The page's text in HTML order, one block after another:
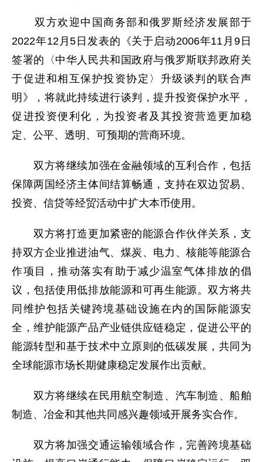
双方欢迎中国商务部和俄罗斯经济发展部于
2022年12月5日发表的《关于启动2006年11月9日
签署的〈中华人民共和国政府与俄罗斯联邦政府关
于促进和相互保护投资协定〉升级谈判的联合声
明》，将就此持续进行谈判，提升投资保护水平，
促进投资便利化，为投资者及其投资营造更加稳
定、公平、透明、可预期的营商环境。
双方将继续加强在金融领域的互利合作，包括
保障两国经济主体间结算畅通，支持在双边贸易、
投资、信贷等经贸活动中扩大本币使用。
双方将打造更加紧密的能源合作伙伴关系，支
持双方企业推进油气、煤炭、电力、核能等能源合
作项目，推动落实有助于减少温室气体排放的倡
议，包括使用低排放能源和可再生能源。双方将共
同维护包括关键跨境基础设施在内的国际能源安
全，维护能源产品产业链供应链稳定，促进公平的
能源转型和基于技术中立原则的低碳发展，共同为
全球能源市场长期健康稳定发展作出贡献。
双方将继续在民用航空制造、汽车制造、船舶
制造、冶金和其他共同感兴趣领域开展务实合作。
双方将加强交通运输领域合作，完善跨境基础